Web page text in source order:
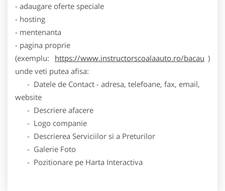
- adaugare oferte speciale
- hosting
- mentenanta
- pagina proprie
(exemplu:
https://www.instructorscoalaauto.ro/bacau )
unde veti putea afisa:
- Datele de Contact - adresa, telefoane, fax, email,
website
- Descriere afacere
- Logo companie
- Descrierea Serviciilor si a Preturilor
- Galerie Foto
- Pozitionare pe Harta Interactiva